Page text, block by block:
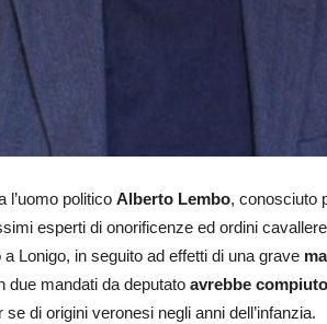
l’uomo politico Alberto Lembo, conosciuto
esperti di onorificenze ed ordini
a Lonigo, in seguito ad effetti di una grave
due mandati da deputato avrebbe
di origini veronesi negli anni dell’infanzia.